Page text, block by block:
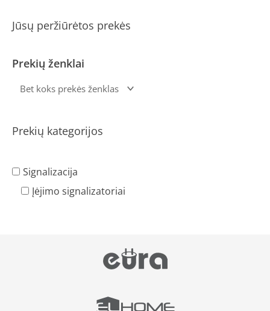
Jūsų peržiūrėtos prekės
Prekių ženklai
Prekių kategorijos
Signalizacija
Įėjimo signalizatoriai